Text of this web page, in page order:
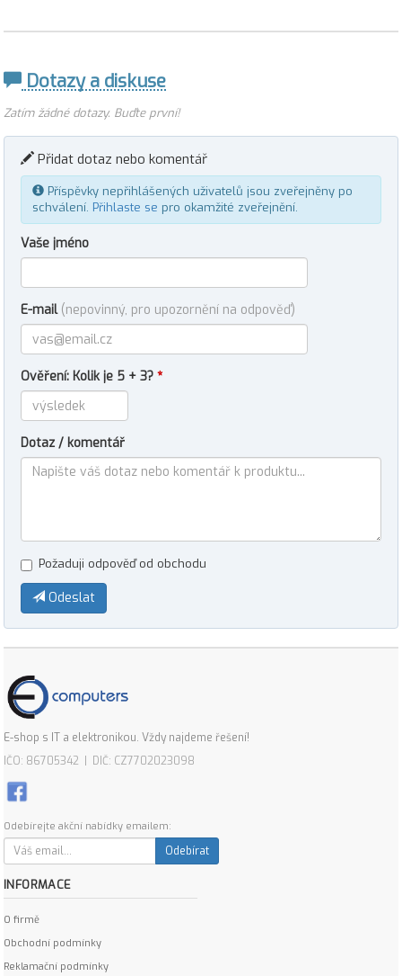
Dotazy a diskuse
Zatím žádné dotazy. Buďte první!
Přidat dotaz nebo komentář
Příspěvky nepřihlášených uživatelů jsou zveřejněny po
schválení. Přihlaste se pro okamžité zveřejnění.
Vaše jméno
E-mail (nepovinný, pro upozornění na odpověď)
Ověření: Kolik je 5 + 3? *
Dotaz / komentář
Požaduji odpověď od obchodu
Odeslat
E-shop s IT a elektronikou. Vždy najdeme řešení!
IČO: 86705342 | DIČ: CZ7702023098
Odebírejte akční nabídky emailem:
Odebírat
INFORMACE
O firmě
Obchodní podmínky
Reklamační podmínky